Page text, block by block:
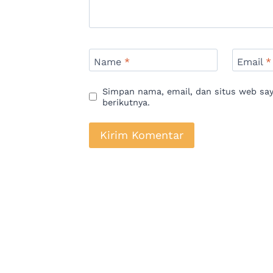
Name * Email *
Simpan nama, email, dan situs web
berikutnya.